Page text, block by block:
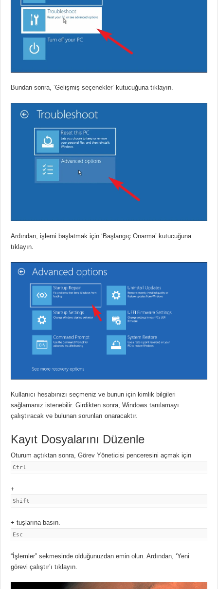
Bundan sonra, ‘Gelişmiş seçenekler’ kutucuğuna tıklayın.
Ardından, işlemi başlatmak için ‘Başlangıç ​​Onarma’ kutucuğuna
tıklayın.
Kullanıcı hesabınızı seçmeniz ve bunun için kimlik bilgileri
sağlamanız istenebilir.Girdikten sonra, Windows tanılamayı
çalıştıracak ve bulunan sorunları onaracaktır.
Kayıt Dosyalarını Düzenle
Oturum açtıktan sonra,Görev Yöneticisi penceresini açmak için
Ctrl
+
Shift
+ tuşlarına basın.
Esc
“İşlemler” sekmesinde olduğunuzdan emin olun.Ardından, ‘Yeni
görevi çalıştır’ı tıklayın.